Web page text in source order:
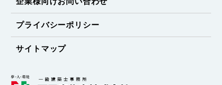
プライバシーポリシー
サイトマップ